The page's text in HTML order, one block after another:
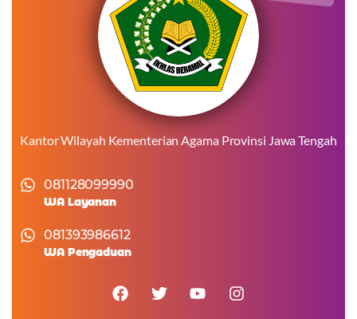
Kantor Wilayah Kementerian Agama Provinsi Jawa Tengah
081128099990
WA Layanan
081393986612
WA Pengaduan